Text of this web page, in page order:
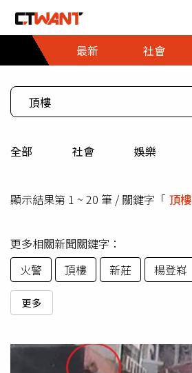
最新
社會
全部 社會 娛樂
顯示結果第 1 ~ 20 筆 / 關鍵字「 頂樓
更多相關新聞關鍵字：
火警
頂樓 新莊 楊登嵙
更多